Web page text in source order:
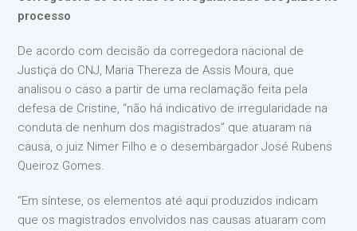
processo
De acordo com decisão da corregedora nacional de
Justiça do CNJ, Maria Thereza de Assis Moura, que
analisou o caso a partir de uma reclamação feita pela
defesa de Cristine, “não há indicativo de irregularidade na
conduta de nenhum dos magistrados” que atuaram na
causa, o juiz Nimer Filho e o desembargador José Rubens
Queiroz Gomes.
“Em síntese, os elementos até aqui produzidos indicam
que os magistrados envolvidos nas causas atuaram com